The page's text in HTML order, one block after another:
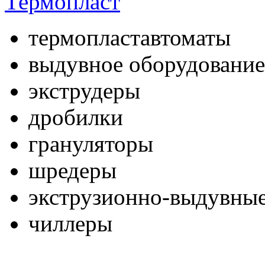
термопластавтоматы
выдувное оборудование
экструдеры
дробилки
грануляторы
шредеры
экструзионно-
чиллеры